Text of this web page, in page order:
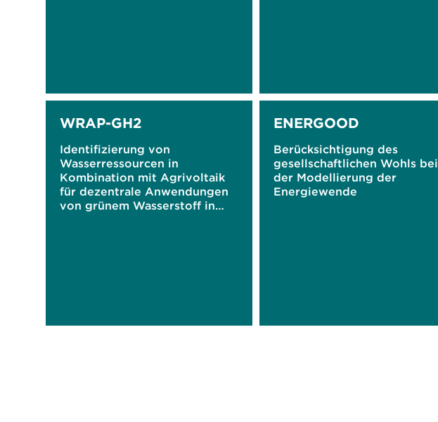
WRAP-GH2
Identifizierung von
Wasserressourcen in
Kombination mit Agrivoltaik
für dezentrale Anwendungen
von grünem Wasserstoff in
ENERGOOD
Berücksichtigung des
gesellschaftlichen Wohls bei
der Modellierung der
Energiewende